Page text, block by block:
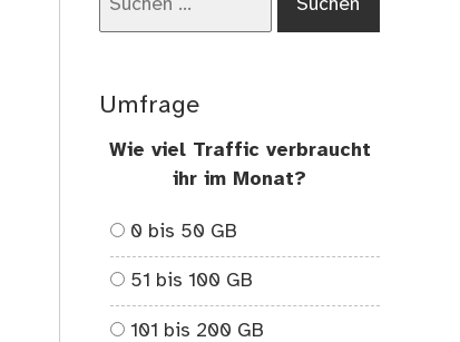
Umfrage
Wie viel Traffic verbraucht
ihr im Monat?
0 bis 50 GB
51 bis 100 GB
101 bis 200 GB